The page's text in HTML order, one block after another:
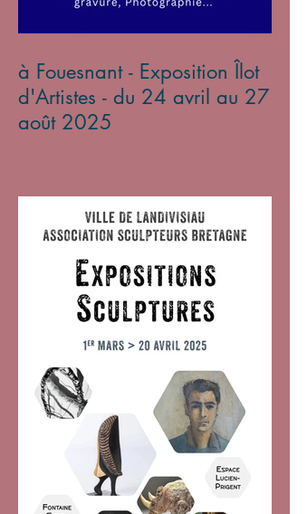
à Fouesnant - Exposition Îlot
d'Artistes - du 24 avril au 27
août 2025